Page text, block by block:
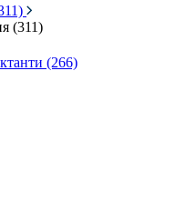
(311)
(266)